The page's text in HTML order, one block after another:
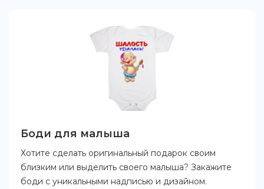
Боди для малыша
Хотите сделать оригинальный подарок своим
близким или выделить своего малыша? Закажите
боди с уникальными надписью и дизайном.